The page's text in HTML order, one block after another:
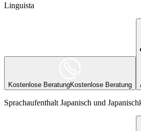
Linguista
Kostenlose BeratungKostenlose Beratung
Sprachaufenthalt Japanisch und